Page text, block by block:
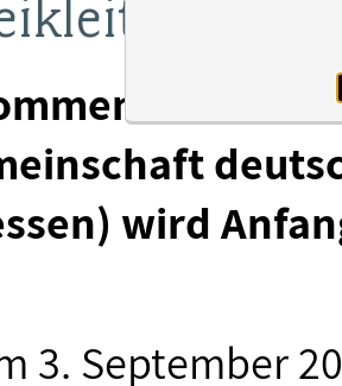
wird
3. September